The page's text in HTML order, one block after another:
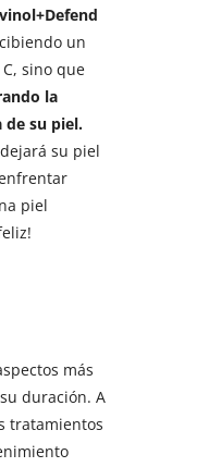
un
sino que
la
de su piel.
su piel
piel
más
duración. A
tratamientos